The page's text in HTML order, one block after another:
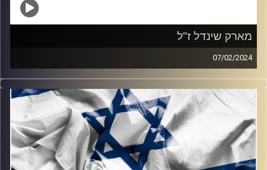
מארק שינדל ז"ל
07/02/2024
נועה פרג מנציחה יחד עם אוראל דורף את מארק שינדל
שנרצח במסיבה ברעים. אוראל נכח במסיבה וניצל ממנה – הוא
מספר איך עד הרגע האחרון מארק עזר שם לכולם, דאג לשמור
על אווירה חיובית. אוראל מספר מה הוא וחבריו עושים כל
שבוע על מנת להנציח אותו.
קרדיט תמונות: AudioVersity